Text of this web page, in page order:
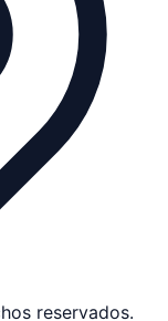
reservados.